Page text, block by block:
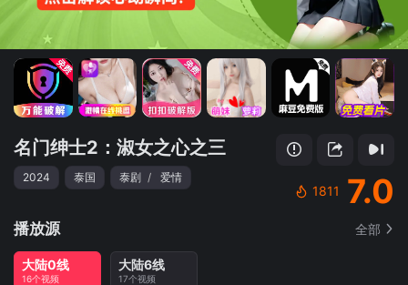
名门绅士2：淑女之心之三
2024 泰国 泰剧 / 爱情
1811 7.0
播放源 全部
大陆0线
16个视频
大陆6线
17个视频